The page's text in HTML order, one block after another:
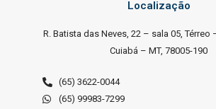
Localização
R. Batista das Neves, 22 – sala 05, Térreo
Cuiabá – MT, 78005-190
(65) 3622-0044
(65) 99983-7299